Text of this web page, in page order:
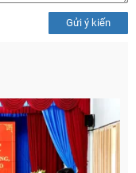
Gửi ý kiến